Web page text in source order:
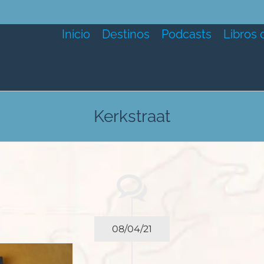
Inicio Destinos Podcasts Libros
Kerkstraat
08/04/21